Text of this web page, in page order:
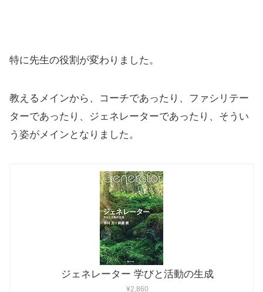
特に先生の役割が変わりました。
教えるメインから、コーチであったり、ファシリテー
ターであったり、ジェネレーターであったり、そうい
う姿がメインとなりました。
ジェネレーター 学びと活動の生成
¥2,860